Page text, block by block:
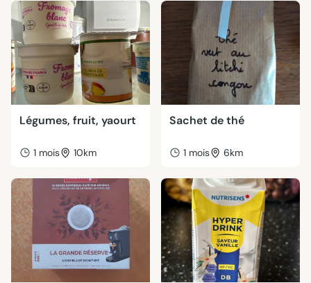
Légumes, fruit, yaourt
1 mois 10km
Sachet de thé
1 mois 6km